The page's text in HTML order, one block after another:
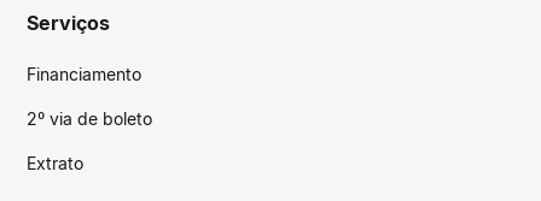
Serviços
Financiamento
2º via de boleto
Extrato